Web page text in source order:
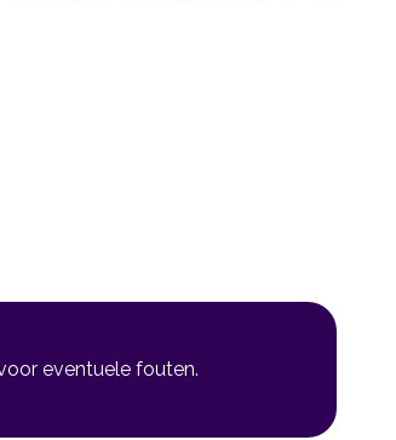
eventuele fouten.